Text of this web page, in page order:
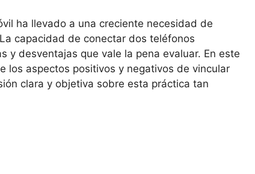
ha llevado a una creciente necesidad de
capacidad de conectar dos teléfonos
y desventajas que vale la pena evaluar. En este
los aspectos positivos y negativos de vincular
clara y objetiva sobre esta práctica tan